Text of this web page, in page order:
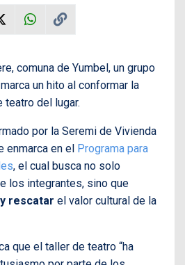
comuna de Yumbel, un grupo
un hito al conformar la
teatro del lugar.
por la Seremi de Vivienda
enmarca en el Programa para
, el cual busca no solo
los integrantes, sino que
rescatar el valor cultural de la
que el taller de teatro “ha